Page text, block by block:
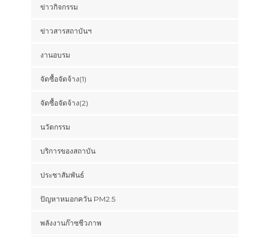
ข่าวกิจกรรม
ข่าวสารสถาบันฯ
งานอบรม
จัดซื้อจัดจ้าง(1)
จัดซื้อจัดจ้าง(2)
นวัตกรรม
บริการของสถาบัน
ประชาสัมพันธ์
ปัญหาหมอกควัน PM2.5
พลังงานก๊าซชีวภาพ